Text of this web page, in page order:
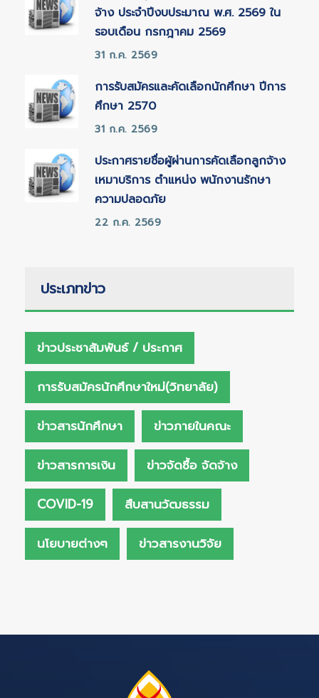
จ้าง ประจำปีงบประมาณ พ.ศ. 2569 ใน
รอบเดือน กรกฎาคม 2569
31 ก.ค. 2569
การรับสมัครและคัดเลือกนักศึกษา ปีการ
ศึกษา 2570
31 ก.ค. 2569
ประกาศรายชื่อผู้ผ่านการคัดเลือกลูกจ้าง
เหมาบริการ ตำแหน่ง พนักงานรักษา
ความปลอดภัย
22 ก.ค. 2569
ประเภทข่าว
ข่าวประชาสัมพันธ์ / ประกาศ
การรับสมัครนักศึกษาใหม่(วิทยาลัย)
ข่าวสารนักศึกษา ข่าวภายในคณะ
ข่าวสารการเงิน ข่าวจัดซื้อ จัดจ้าง
COVID-19 สืบสานวัฒธรรม
นโยบายต่างๆ ข่าวสารงานวิจัย